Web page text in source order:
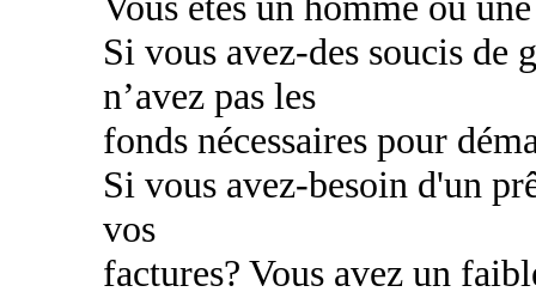
Si vous avez-des soucis de
n’avez pas les
fonds nécessaires pour
Si vous avez-besoin d'un
vos
factures? Vous avez un